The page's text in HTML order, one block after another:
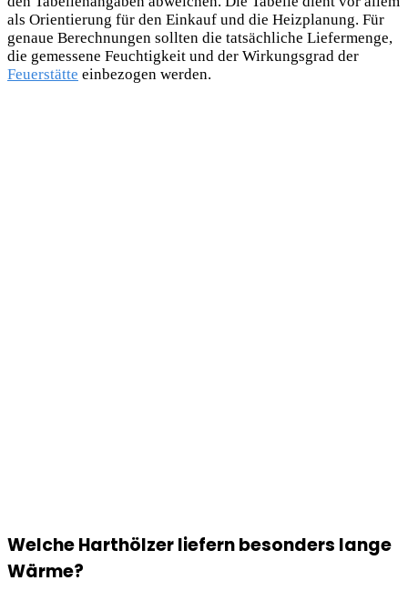
als Orientierung für den Einkauf und die Heizplanung. Für
genaue Berechnungen sollten die tatsächliche Liefermenge,
die gemessene Feuchtigkeit und der Wirkungsgrad der
Feuerstätte einbezogen werden.
Welche Harthölzer liefern besonders lange
Wärme?